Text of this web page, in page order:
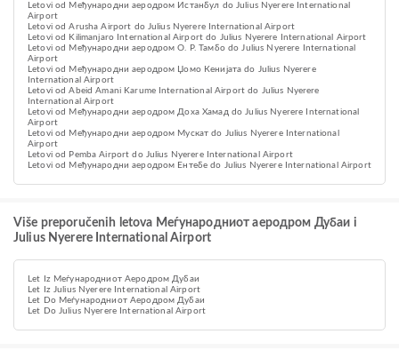
Letovi od Међународни аеродром Истанбул do Julius Nyerere International
Airport
Letovi od Arusha Airport do Julius Nyerere International Airport
Letovi od Kilimanjaro International Airport do Julius Nyerere International Airport
Letovi od Међународни аеродром О. Р. Тамбо do Julius Nyerere International
Airport
Letovi od Међународни аеродром Џомо Кенијата do Julius Nyerere
International Airport
Letovi od Abeid Amani Karume International Airport do Julius Nyerere
International Airport
Letovi od Међународни аеродром Доха Хамад do Julius Nyerere International
Airport
Letovi od Међународни аеродром Мускат do Julius Nyerere International
Airport
Letovi od Pemba Airport do Julius Nyerere International Airport
Letovi od Међународни аеродром Ентебе do Julius Nyerere International Airport
Više preporučenih letova Меѓународниот аеродром Дубаи i
Julius Nyerere International Airport
Let Iz Меѓународниот Аеродром Дубаи
Let Iz Julius Nyerere International Airport
Let Do Меѓународниот Аеродром Дубаи
Let Do Julius Nyerere International Airport